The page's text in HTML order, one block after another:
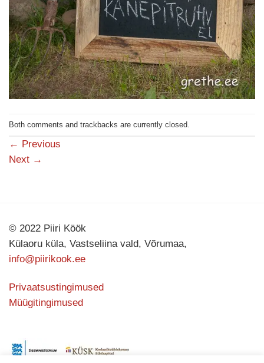
Both comments and trackbacks are currently closed.
← Previous
Next →
© 2022 Piiri Köök
Külaoru küla, Vastseliina vald, Võrumaa,
info@piirikook.ee
Privaatsustingimused
Müügitingimused